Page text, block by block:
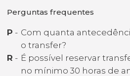
Perguntas frequentes
P - Com quanta
o transfer?
R - É possível reservar
no mínimo 30 horas de